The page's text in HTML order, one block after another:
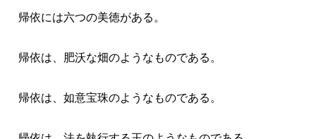
帰依には六つの美徳がある。
帰依は、肥沃な畑のようなものである。
帰依は、如意宝珠のようなものである。